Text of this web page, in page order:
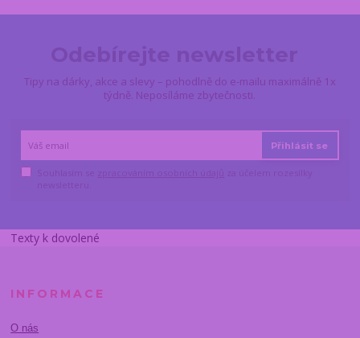
Tipy na dárky, akce a slevy – pohodlně do e-mailu maximálně 1x
týdně. Neposíláme zbytečnosti.
Přihlásit se
Texty k dovolené
INFORMACE
O nás